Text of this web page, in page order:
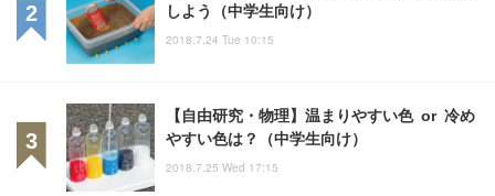
しよう（中学生向け）
2018.7.24 Tue 10:15
【自由研究・物理】温まりやすい色 or 冷め
やすい色は？（中学生向け）
2018.7.25 Wed 17:15